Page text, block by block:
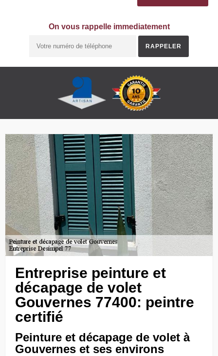
On vous rappelle immediatement
Entreprise peinture et
décapage de volet
Gouvernes 77400: peintre
certifié
Peinture et décapage de volet à
Gouvernes et ses environs